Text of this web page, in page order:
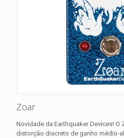
Zoar
Novidade da Earthquaker Devices! O
distorção discreto de ganho médio-